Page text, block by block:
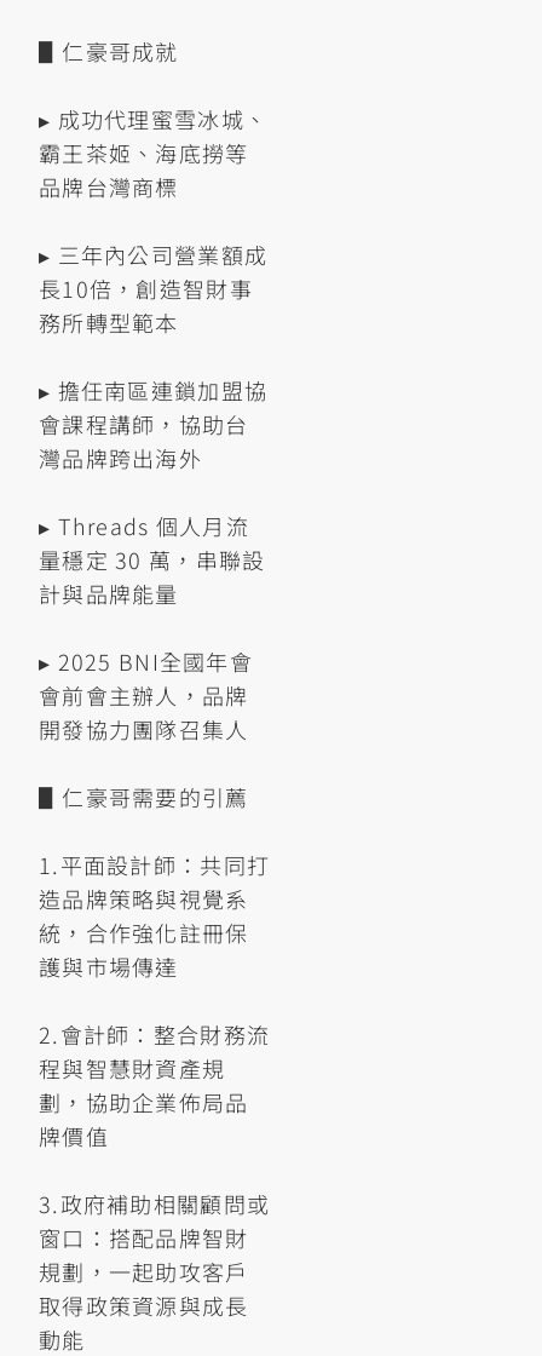
▋仁豪哥成就
▸ 成功代理蜜雪冰城、
霸王茶姬、海底撈等
品牌台灣商標
▸ 三年內公司營業額成
長10倍，創造智財事
務所轉型範本
▸ 擔任南區連鎖加盟協
會課程講師，協助台
灣品牌跨出海外
▸ Threads 個人月流
量穩定 30 萬，串聯設
計與品牌能量
▸ 2025 BNI全國年會
會前會主辦人，品牌
開發協力團隊召集人
▋仁豪哥需要的引薦
1.平面設計師：共同打
造品牌策略與視覺系
統，合作強化註冊保
護與市場傳達
2.會計師：整合財務流
程與智慧財資產規
劃，協助企業佈局品
牌價值
3.政府補助相關顧問或
窗口：搭配品牌智財
規劃，一起助攻客戶
取得政策資源與成長
動能